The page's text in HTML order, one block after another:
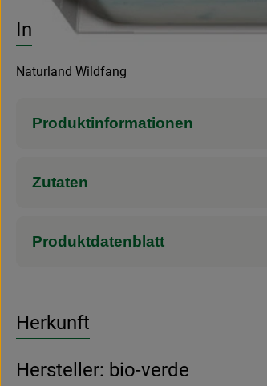
Entdecke passende Rezepte
Info
Naturland Wildfang
Produktinformationen
Zutaten
Produktdatenblatt
Herkunft
Hersteller: bio-verde